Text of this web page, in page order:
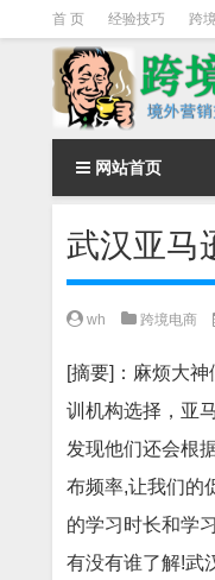
首 页 经验技巧 跨
Facebook营销
instagram营销
网站首页
武汉亚马
wh 跨境电商
[摘要]：麻烦大
训机构选择，亚
发现他们还会根
布频率,让我们的
的学习时长和学
有没有谁了解!武